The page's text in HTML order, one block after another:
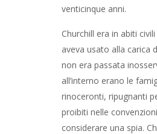
venticinque anni.
Churchill era in abiti
aveva usato alla carica
non era passata
all’interno erano le
rinoceronti, ripugnanti
proibiti nelle
considerare una spia.